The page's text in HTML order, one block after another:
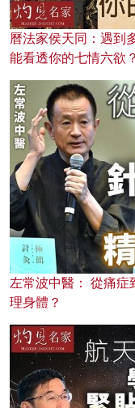
曆法家侯天同：遇到
能看透你的七情六欲？
左常波中醫： 從痛症
理身體？